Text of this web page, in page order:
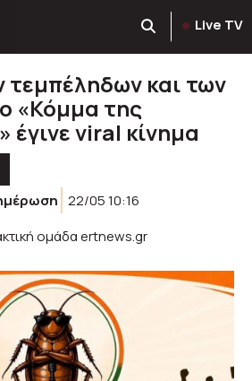
Live TV
και των
«Κόμμα της
έγινε viral κίνημα
22/05 10:16
ομάδα ertnews.gr